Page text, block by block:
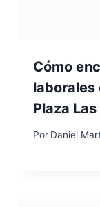
Cómo
laborales
Plaza
Por Daniel